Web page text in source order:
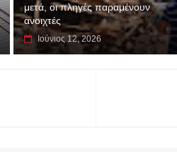
μετά, οι πληγές παραμένουν
ανοιχτές
Ιούνιος 12, 2026